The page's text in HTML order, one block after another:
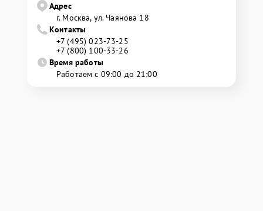
Адрес
г. Москва, ул. Чаянова 18
Контакты
+7 (495) 023-73-25
+7 (800) 100-33-26
Время работы
Работаем с 09:00 до 21:00